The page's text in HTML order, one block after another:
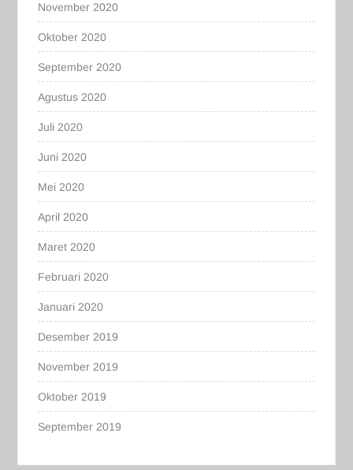
November 2020
Oktober 2020
September 2020
Agustus 2020
Juli 2020
Juni 2020
Mei 2020
April 2020
Maret 2020
Februari 2020
Januari 2020
Desember 2019
November 2019
Oktober 2019
September 2019